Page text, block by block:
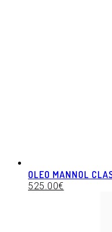
OLEO MANNOL
525.00€